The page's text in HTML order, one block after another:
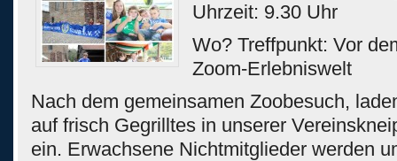
Uhrzeit: 9.30 Uhr
Wo? Treffpunkt: Vor
Zoom-Erlebniswelt
Nach dem gemeinsamen Zoobesuch,
auf frisch Gegrilltes in unserer
ein. Erwachsene Nichtmitglieder werden